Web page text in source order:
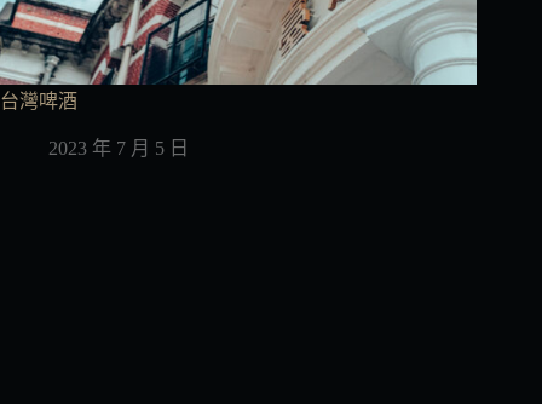
台灣啤酒
2023 年 7 月 5 日